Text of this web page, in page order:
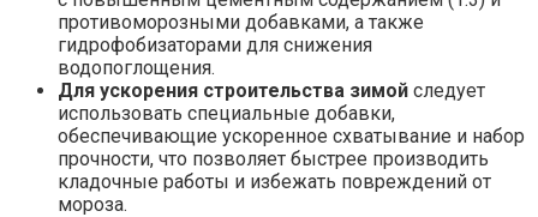
противоморозными добавками, а также
гидрофобизаторами для снижения
водопоглощения.
Для ускорения строительства зимой следует
использовать специальные добавки,
обеспечивающие ускоренное схватывание и набор
прочности, что позволяет быстрее производить
кладочные работы и избежать повреждений от
мороза.